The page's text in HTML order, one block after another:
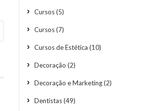
Cursos(5)
Cursos(7)
Cursos de Estética (10)
Decoração (2)
Decoração e Marketing(2)
Dentistas(49)